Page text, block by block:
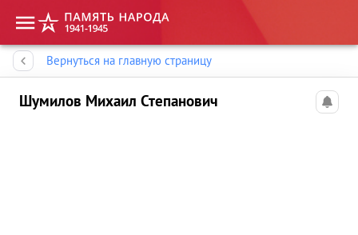
Вернуться на главную страницу
Шумилов Михаил Степанович
Память народа